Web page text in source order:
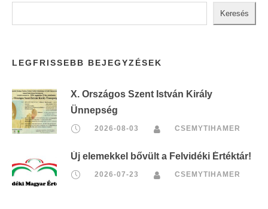
Keresés
LEGFRISSEBB BEJEGYZÉSEK
X. Országos Szent István Király
Ünnepség
2026-08-03 CSEMYTIHAMER
Új elemekkel bővült a Felvidéki Értéktár!
2026-07-23 CSEMYTIHAMER